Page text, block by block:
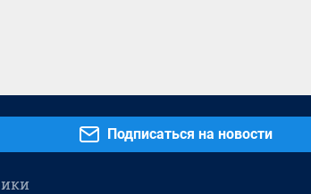
Подписаться на новости